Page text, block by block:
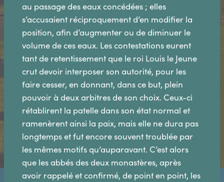
au passage des eaux concédées ; elles
s’accusaient réciproquement d’en modifier la
position, afin d’augmenter ou de diminuer le
volume de ces eaux. Les contestations eurent
tant de retentissement que le roi Louis le Jeune
crut devoir interposer son autorité, pour les
faire cesser, en donnant, dans ce but, plein
pouvoir à deux arbitres de son choix. Ceux-ci
rétablirent la patelle dans son état normal et
ramenèrent ainsi la paix, mais elle ne dura pas
longtemps et fut encore souvent troublée par
les mêmes motifs qu’auparavant. C’est alors
que les abbés des deux monastères, après
avoir rappelé et confirmé, de point en point, les